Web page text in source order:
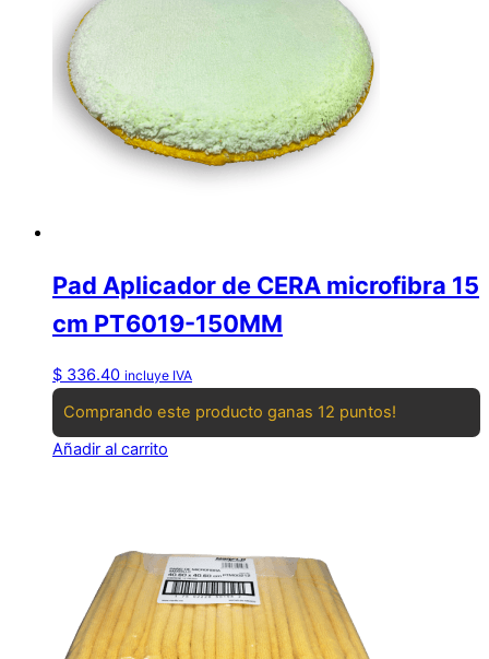
Pad Aplicador de CERA microfibra 15
cm PT6019-150MM
$ 336.40 incluye IVA
Comprando este producto ganas 12 puntos!
Añadir al carrito